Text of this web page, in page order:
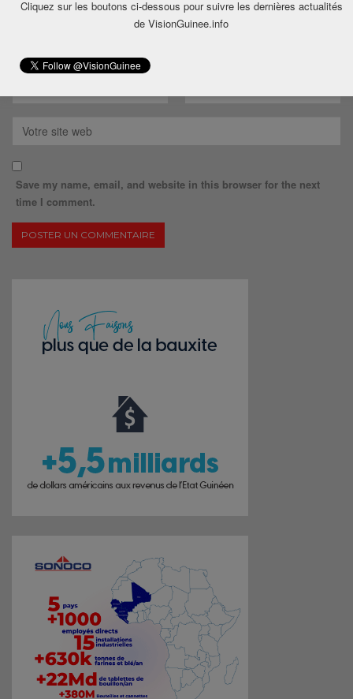
Save my name, email, and website in this browser for the next
time I comment.
Cliquez sur les boutons ci-dessous pour suivre les dernières actualités
de VisionGuinee.info